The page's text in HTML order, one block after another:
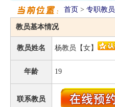
首页 > 专职教员
教员基本情况
教员姓名 杨教员【女】
年龄 19
联系教员